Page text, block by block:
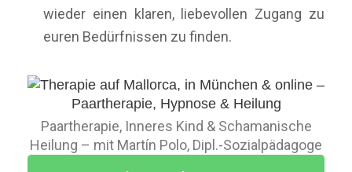
wieder einen klaren, liebevollen Zugang zu
euren Bedürfnissen zu finden.
Paartherapie, Inneres Kind & Schamanische
Heilung – mit Martín Polo, Dipl.-Sozialpädagoge